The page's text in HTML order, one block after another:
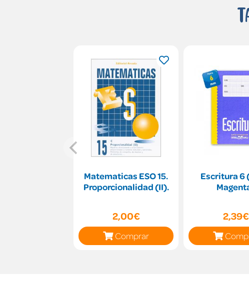
Matematicas ESO 15.
Proporcionalidad (II).
2,00€
Comprar
Escritura 6
2,39€